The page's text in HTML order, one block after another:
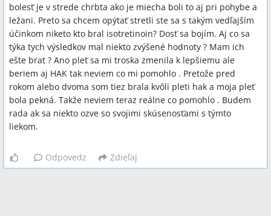
bolesť je v strede chrbta ako je miecha boli to aj pri pohybe a
ležani. Preto sa chcem opýtať stretli ste sa s takým vedľajším
účinkom niketo kto bral isotretinoin? Dosť sa bojím. Aj co sa
týka tych výsledkov mal niekto zvýšené hodnoty ? Mam ich
ešte brat ? Ano pleť sa mi troska zmenila k lepšiemu ale
beriem aj HAK tak neviem co mi pomohlo . Pretože pred
rokom alebo dvoma som tiez brala kvôli pleti hak a moja pleť
bola pekná. Takže neviem teraz reálne co pomohlo . Budem
rada ak sa niekto ozve so svojimi skúsenosťami s týmto
liekom.
Odpovedz Zdieľaj